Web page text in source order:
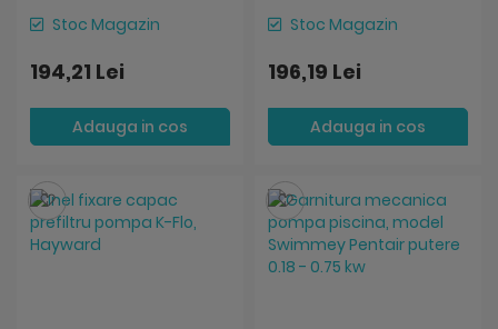
Stoc Magazin
194,21 Lei
Adauga in cos
Stoc Magazin
196,19 Lei
Adauga in cos
Salveaza Salveaza